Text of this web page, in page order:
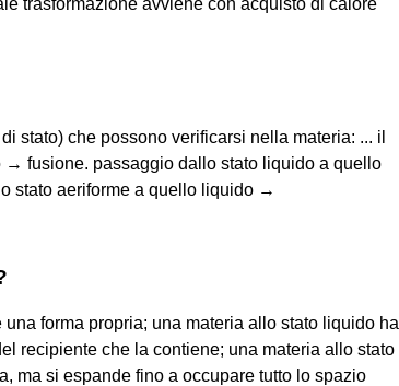
stato) che possono verificarsi nella materia: ... il
fusione. passaggio dallo stato liquido a quello
stato aeriforme a quello liquido →
forma propria; una materia allo stato liquido ha
recipiente che la contiene; una materia allo stato
ma si espande fino a occupare tutto lo spazio